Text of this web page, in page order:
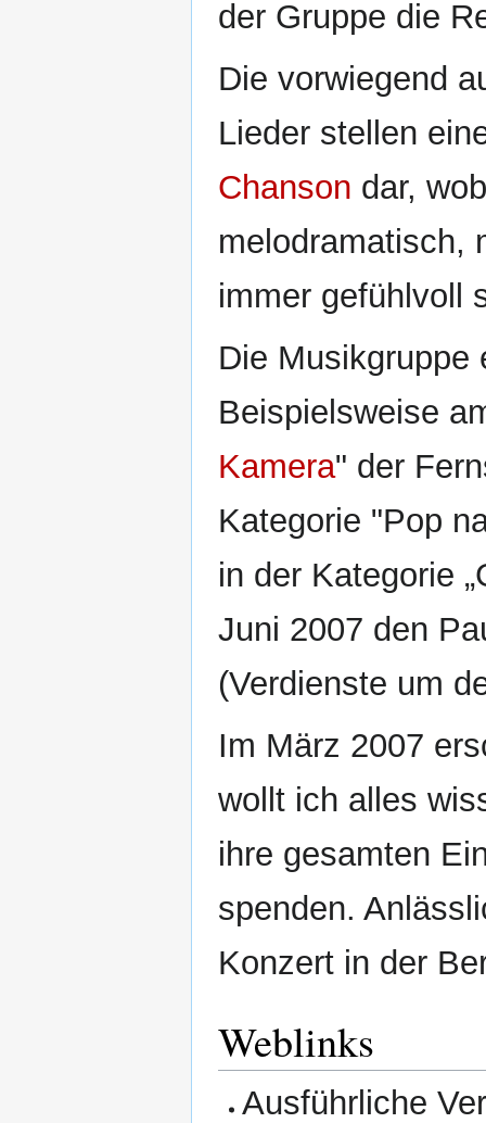
der Gruppe die
Die vorwiegend
Lieder stellen
Chanson dar,
melodramatisch,
immer gefühlvoll
Die Musikgruppe
Beispielsweise
Kamera" der
Kategorie "Pop
in der Kategorie
Juni 2007 den
(Verdienste um
Im März 2007
wollt ich alles
ihre gesamten
spenden.
Konzert in der
Weblinks
Ausführliche